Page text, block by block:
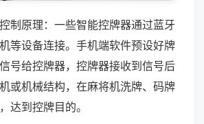
制原理：一些智能控牌器通过蓝牙
等设备连接。手机端软件预设好牌
号给控牌器，控牌器接收到信号后
或机械结构，在麻将机洗牌、码牌
达到控牌目的。